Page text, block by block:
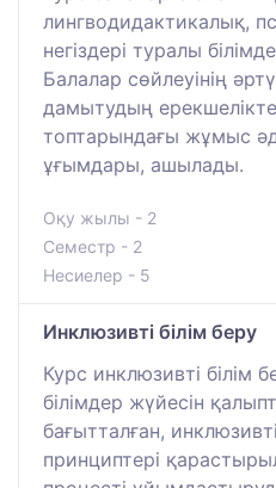
лингводидактикалық,
негіздері туралы
Балалар сөйлеуінің
дамытудың
топтарындағы жұмыс
ұғымдары, ашылады.
Оқу жылы - 2
Семестр - 2
Несиелер - 5
Инклюзивті білім беру
Курс инклюзивті білім
білімдер жүйесін
бағытталған,
принциптері